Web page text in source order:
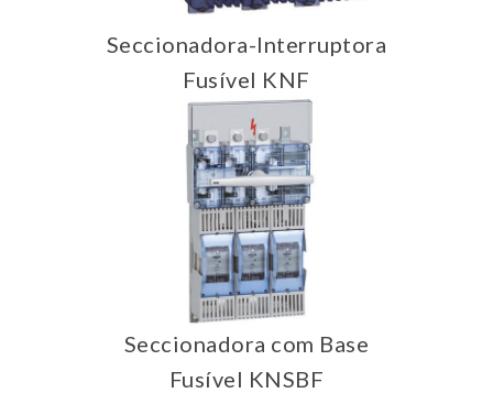
Seccionadora-Interruptora
Fusível KNF
Seccionadora com Base
Fusível KNSBF